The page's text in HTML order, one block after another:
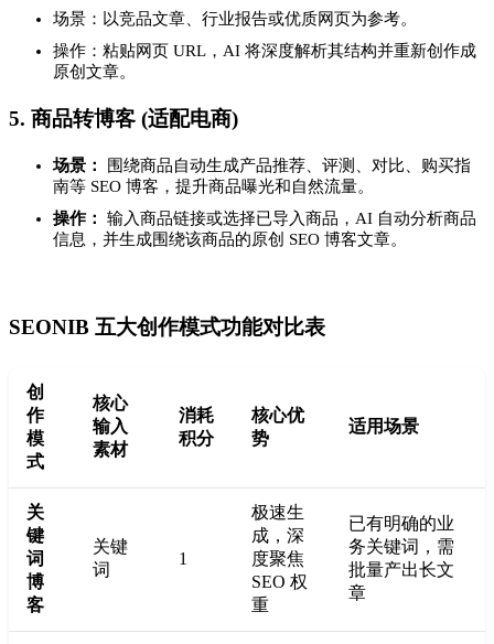
场景：以竞品文章、行业报告或优质网页为参考。
操作：粘贴网页 URL，AI 将深度解析其结构并重新创作成
原创文章。
5. 商品转博客 (适配电商)
场景：
围绕商品自动生成产品推荐、评测、对比、购买指
南等 SEO 博客，提升商品曝光和自然流量。
操作：
输入商品链接或选择已导入商品，AI 自动分析商品
信息，并生成围绕该商品的原创 SEO 博客文章。
SEONIB 五大创作模式功能对比表
创
作
模
式
核心
输入
素材
消耗
积分
核心优
势
适用场景
关
键
词
博
客
关键
词
1
极速生
成，深
度聚焦
SEO 权
重
已有明确的业
务关键词，需
批量产出长文
章